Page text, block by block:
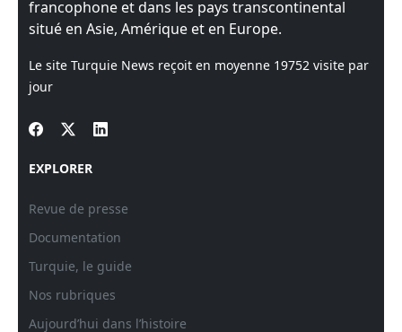
francophone et dans les pays transcontinental
situé en Asie, Amérique et en Europe.
Le site Turquie News reçoit en moyenne 19752 visite par
jour
EXPLORER
Revue de presse
Documentation
Turquie, le guide
Nos rubriques
Aujourd’hui dans l’histoire